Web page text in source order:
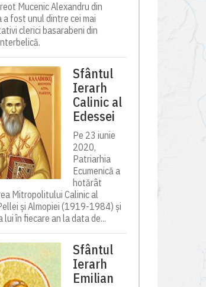
Mucenic Alexandru din
a fost unul dintre cei mai
clerici basarabeni din
Sfântul
Ierarh
Calinic al
Edessei
Pe 23 iunie
2020,
Patriarhia
Ecumenică a
hotărât
Mitropolitului Calinic al
și Almopiei (1919-1984) și
lui în fiecare an la data de...
Sfântul
Ierarh
Emilian